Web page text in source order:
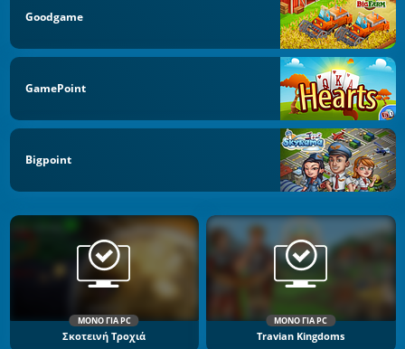
Goodgame
GamePoint
Bigpoint
ΜΌΝΟ ΓΙΑ PC
Σκοτεινή Τροχιά
ΜΌΝΟ ΓΙΑ PC
Travian Kingdoms